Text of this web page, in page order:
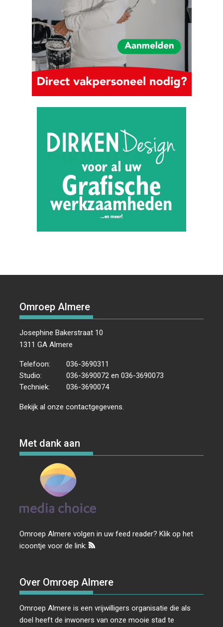
Omroep Almere
Josephine Bakerstraat 10
1311 GA Almere
Telefoon:
036-3690311
Studio:
036-3690072 en 036-3690073
Techniek:
036-3690074
Bekijk al onzecontactgegevens
Met dank aan
Omroep Almere volgen in uw feed reader? Klik op het
icoontje voor de link:
Over Omroep Almere
Omroep Almere is een vrijwilligers organisatie die als
doel heeft de inwoners van onze mooie stad te